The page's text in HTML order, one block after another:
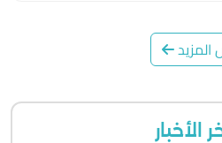
الأخبار